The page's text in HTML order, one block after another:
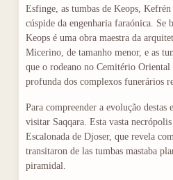
Esfinge, as tumbas de Keops,
cúspide da engenharia faraónica. Se
Keops é uma obra maestra da
Micerino, de tamanho menor, e as
que o rodeano no Cemitério Oriental
profunda dos complexos funerários
Para compreender a evolução destas
visitar Saqqara. Esta vasta
Escalonada de Djoser, que revela
transitaron de las tumbas mastaba
piramidal.